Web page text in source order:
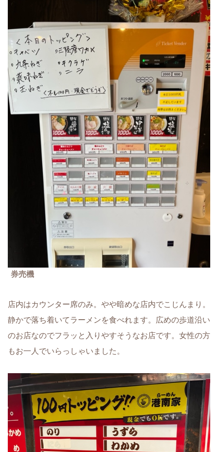
券売機
店内はカウンター席のみ。やや暗めな店内でこじんまり。
静かで落ち着いてラーメンを食べれます。広めの歩道沿い
のお店なのでフラッと入りやすそうなお店です。女性の方
もお一人でいらっしゃいました。